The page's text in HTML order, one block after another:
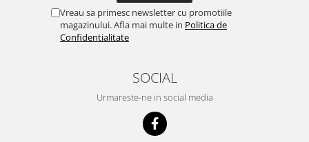
Vreau sa primesc newsletter cu promotiile
magazinului. Afla mai multe in Politica de
Confidentialitate
SOCIAL
Urmareste-ne in social media